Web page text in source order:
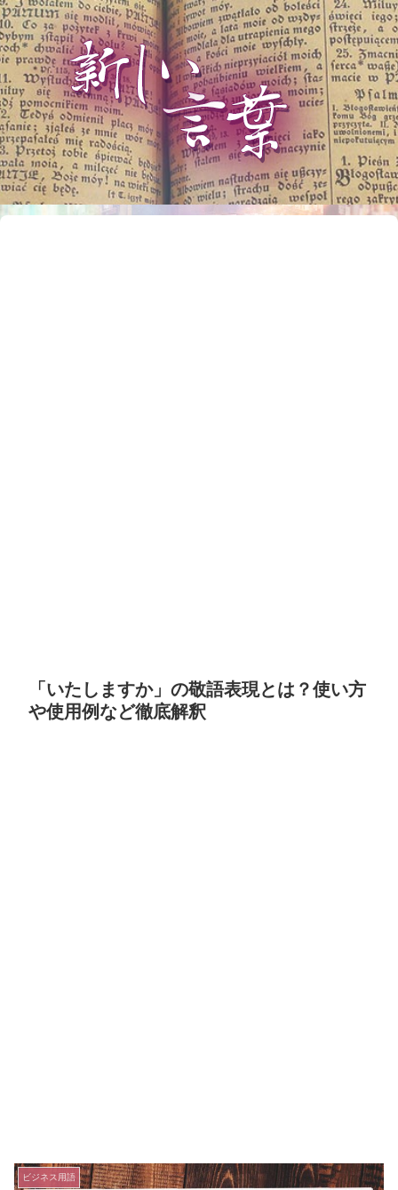
「いたしますか」の敬語表現とは？使い方
や使用例など徹底解釈
ビジネス用語